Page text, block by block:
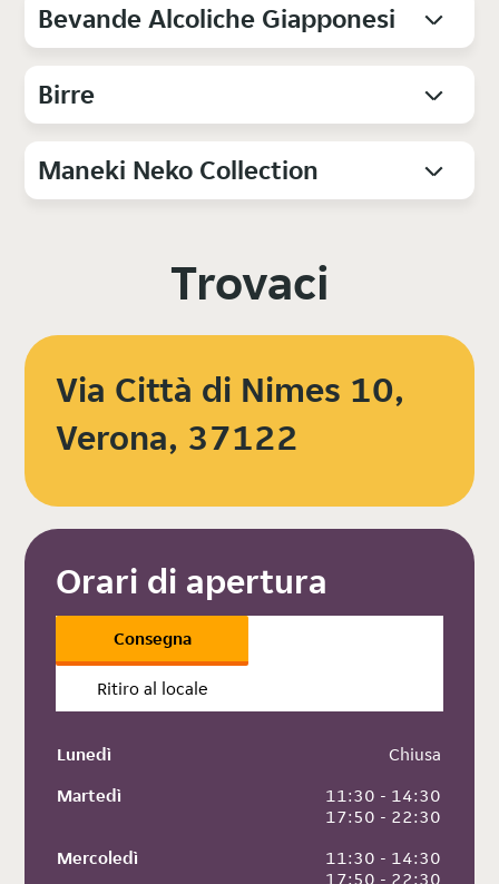
Bevande Alcoliche Giapponesi
Birre
Maneki Neko Collection
Trovaci
Via Città di Nimes 10,
Verona, 37122
Orari di apertura
Consegna
Ritiro al locale
Lunedì
Chiusa
Martedì
11:30 - 14:30
17:50 - 22:30
Mercoledì
11:30 - 14:30
17:50 - 22:30